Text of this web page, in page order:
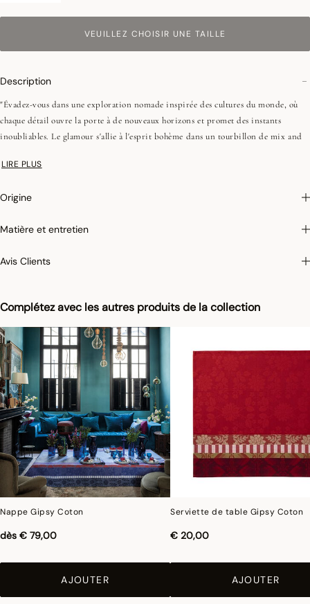
VEUILLEZ CHOISIR UNE TAILLE
Complétez avec les autres produits de la collection
Nappe Gipsy Coton
dès € 79,00
AJOUTER
Serviette de table Gipsy Coton
€ 20,00
AJOUTER
Description
"Évadez-vous dans une exploration nomade inspirée des cultures du monde, où
chaque détail ouvre la porte à de nouveaux horizons et promet des instants
inoubliables. Le glamour s'allie à l'esprit bohème dans un tourbillon de mix and
atmosphère de convivialité et de rêverie.
•Fils peignés (longues fibres)
•Ourlets simples - 1 cm
On aime : sa collection transversale, qui allie avec élégance table et cuisine, pour
Photographies :les photographies sont les plus fidèles possibles mais ne peuvent
assurer une similitude parfaite avec le produit vendu, notamment en ce qui
concerne les couleurs.
Enduction acrylique :
Nos produits enduits sont confectionnés en 100% coton et
recouverts de deux couches d’acrylique. Ce film protecteur, non collant, les rend
antitaches et déperlants. Les articles de linge de table enduits se nettoient avec
une éponge et ne doivent être lavés en machine que très occasionnellement.
LIRE PLUS
Origine
Matière et entretien
Avis Clients